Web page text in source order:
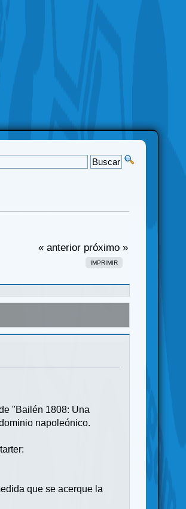
« anterior próximo »
IMPRIMIR
"Bailén 1808: Una
napoleónico.
que se acerque la